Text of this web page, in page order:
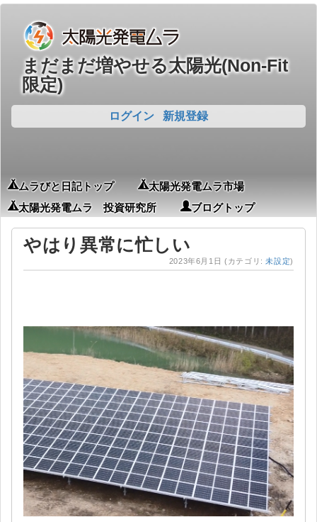
まだまだ増やせる太陽光(Non-Fit
限定)
ログイン 新規登録
ムラびと日記トップ
太陽光発電ムラ市場
太陽光発電ムラ 投資研究所
ブログトップ
やはり異常に忙しい
2023年6月1日 (カテゴリ:未設定)